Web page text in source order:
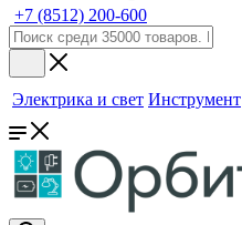
+7 (8512) 200-600
Электрика и свет Инструмент